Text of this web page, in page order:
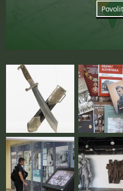
Povoliť
Fotogaléria